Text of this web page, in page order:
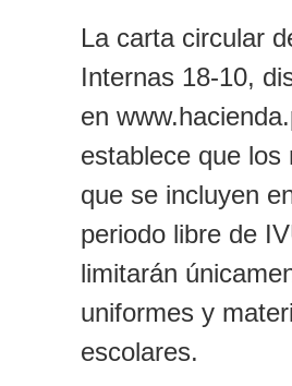
La carta circular
Internas 18-10,
en
establece que los
que se incluyen
periodo libre de
limitarán
uniformes y
escolares.